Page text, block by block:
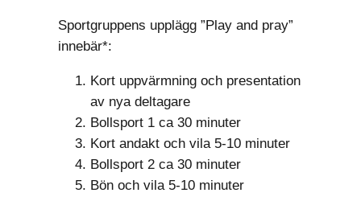
Sportgruppens upplägg ”Play and pray”
innebär*:
Kort uppvärmning och presentation
av nya deltagare
Bollsport 1 ca 30 minuter
Kort andakt och vila 5-10 minuter
Bollsport 2 ca 30 minuter
Bön och vila 5-10 minuter